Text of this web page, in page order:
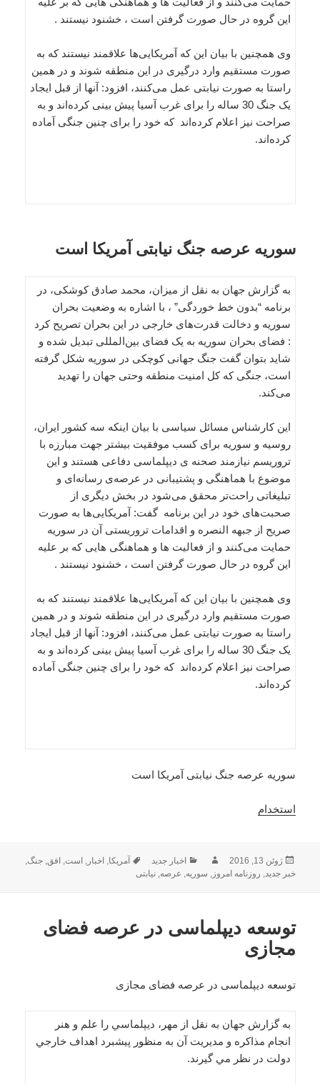
این گروه در حال صورت گرفتن است ، خشنود نیستند .
وی همچنین با بیان این که آمریکایی‌‌ها علاقمند نیستند که به
صورت مستقیم وارد درگیری در این منطقه شوند و در همین
راستا به صورت نیابتی عمل می‌کنند، افزود: آنها از قبل ایجاد
یک جنگ 30 ساله را برای غرب آسیا پیش بینی کرده‌اند و به
صراحت نیز اعلام کرده‌اند که خود را برای چنین جنگی آماده
کرده‌اند.
سوریه عرصه جنگ نیابتی آمریکا است
به گزارش جهان به نقل از میزان، محمد صادق کوشکی، در
برنامه “بدون خط خوردگی” ، با اشاره به وضعیت بحران
سوریه و دخالت قدرت‌های خارجی در این بحران تصریح کرد
: فضای بحران سوریه به یک فضای بین‌المللی تبدیل شده و
شاید بتوان گفت جنگ جهانی کوچکی در سوریه شکل گرفته
است، جنگی که کل امنیت منطقه وحتی جهان را تهدید
می‌کند.
این کارشناس مسائل سیاسی با بیان اینکه سه کشور ایران،
روسیه و سوریه برای کسب موفقیت بیشتر جهت مبارزه با
تروریسم‌ نیازمند صحنه ی دیپلماسی دفاعی هستند و این
موضوع با هماهنگی و پشتیبانی در عرصه‌ی رسانه‌ای و
تبلیغاتی راحت‌تر محقق می‌شود در بخش دیگری از
صحبت‌های خود در این برنامه گفت: آمریکایی‌ها به صورت
صریح از جبهه النصره و اقدامات تروریستی آن در سوریه
حمایت می‌کنند و از فعالیت ها و هماهنگی هایی که بر علیه
این گروه در حال صورت گرفتن است ، خشنود نیستند .
وی همچنین با بیان این که آمریکایی‌‌ها علاقمند نیستند که به
صورت مستقیم وارد درگیری در این منطقه شوند و در همین
راستا به صورت نیابتی عمل می‌کنند، افزود: آنها از قبل ایجاد
یک جنگ 30 ساله را برای غرب آسیا پیش بینی کرده‌اند و به
صراحت نیز اعلام کرده‌اند که خود را برای چنین جنگی آماده
کرده‌اند.
سوریه عرصه جنگ نیابتی آمریکا است
استخدام
ارسال
شده
ژوئن 13, 2016 نویسندهدسته‌ها
اخبار جدید برچسب‌ها
آمریکا, اخبار, است, افق,جنگ,
خبر جدید, روزنامه امروز, سوریه, عرصه,نیابتی
توسعه ديپلماسی در عرصه فضای
مجازی
توسعه ديپلماسی در عرصه فضای مجازی
به گزارش جهان به نقل از مهر، ديپلماسي را علم و هنر
انجام مذاكره و مديريت آن به منظور پيشبرد اهداف خارجي
دولت در نظر مي گيرند.